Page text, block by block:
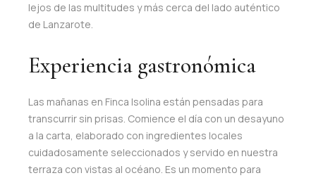
lejos de las multitudes y más cerca del lado auténtico
de Lanzarote.
Experiencia gastronómica
Las mañanas en Finca Isolina están pensadas para
transcurrir sin prisas. Comience el día con un desayuno
a la carta, elaborado con ingredientes locales
cuidadosamente seleccionados y servido en nuestra
terraza con vistas al océano. Es un momento para